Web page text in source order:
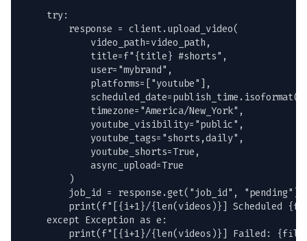
    try:
        response = client.upload_video(
            video_path=video_path,
            title=f"{title} #shorts",
            user="mybrand",
            platforms=["youtube"],
            timezone="America/New_York",
            youtube_visibility="public",
            youtube_tags="shorts,daily",
            youtube_shorts=True,
            async_upload=True
        )
        job_id = response.get("job_id", "pending")
print(f"[{i+1}/{len(videos)}] Scheduled
    except Exception as e:
print(f"[{i+1}/{len(videos)}] Failed: